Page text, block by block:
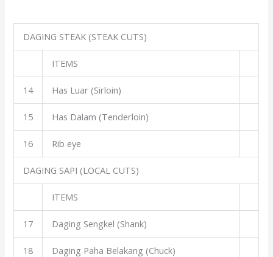
DAGING STEAK (STEAK CUTS)
ITEMS
14 Has Luar (Sirloin)
15 Has Dalam (Tenderloin)
16 Rib eye
DAGING SAPI (LOCAL CUTS)
ITEMS
17 Daging Sengkel (Shank)
18 Daging Paha Belakang (Chuck)